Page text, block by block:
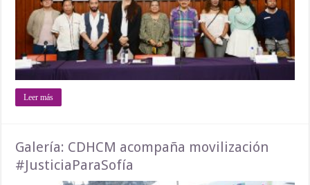
Leer más
Galería: CDHCM acompaña movilización
#JusticiaParaSofía